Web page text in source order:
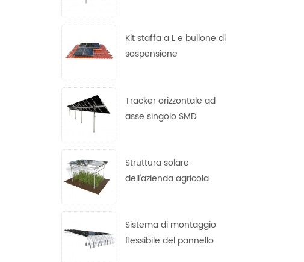
Kit staffa a L e bullone di
sospensione
Tracker orizzontale ad
asse singolo SMD
Struttura solare
dell'azienda agricola
Sistema di montaggio
flessibile del pannello